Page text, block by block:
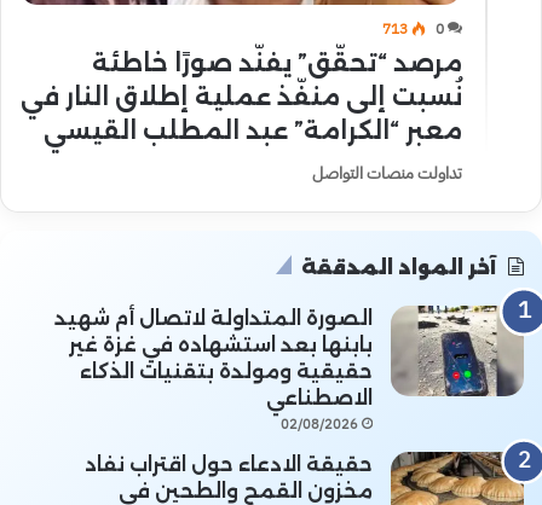
0
713
مرصد “تحقّق” يفنّد صورًا خاطئة
نُسبت إلى منفّذ عملية إطلاق النار في
معبر “الكرامة” عبد المطلب القيسي
تداولت منصات التواصل
آخر المواد المدققة
الصورة المتداولة لاتصال أم شهيد
بابنها بعد استشهاده في غزة غير
حقيقية ومولدة بتقنيات الذكاء
الاصطناعي
02/08/2026
حقيقة الادعاء حول اقتراب نفاد
مخزون القمح والطحين في